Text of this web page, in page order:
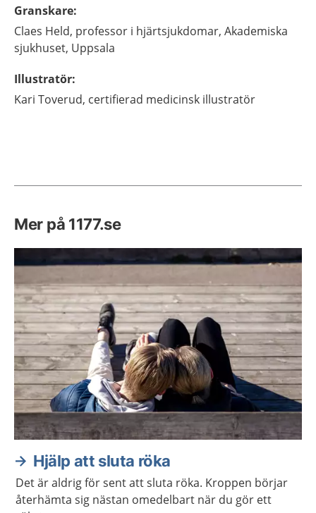
Granskare:
Claes Held, professor i hjärtsjukdomar, Akademiska
sjukhuset, Uppsala
Illustratör:
Kari Toverud, certifierad medicinsk illustratör
Mer på 1177.se
Hjälp att sluta röka
Det är aldrig för sent att sluta röka. Kroppen börjar
återhämta sig nästan omedelbart när du gör ett